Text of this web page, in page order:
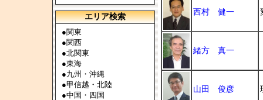
エリア検索
●関東
●関西
●北関東
●東海
●九州・沖縄
●甲信越・北陸
●中国・四国
西村 健一
緒方 真一
山田 俊彦